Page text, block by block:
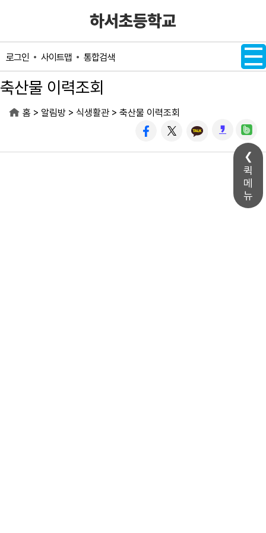
퀵
메
뉴
로그인 사이트맵 통합검색
축산물 이력조회
홈 > 알림방 > 식생활관 > 축산물 이력조회